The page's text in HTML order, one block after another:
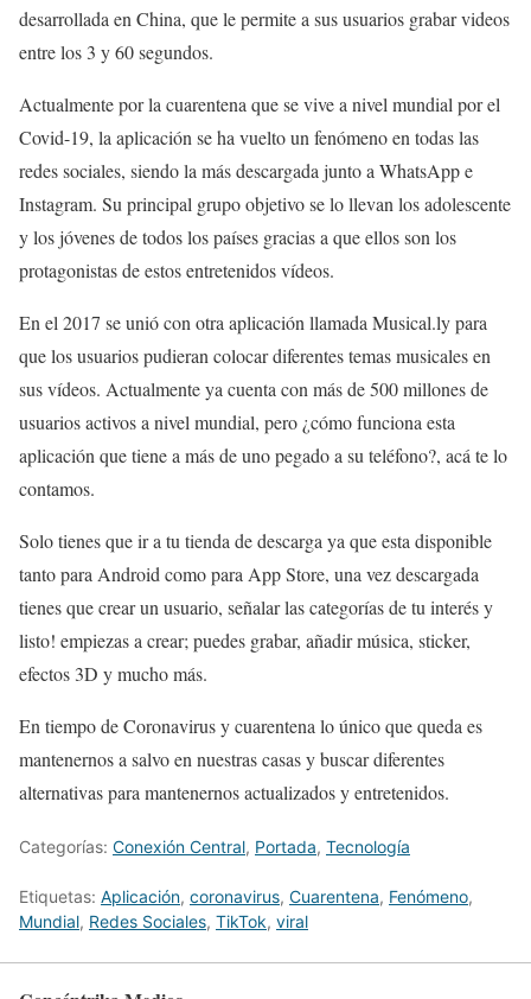
desarrollada en China, que le permite a sus usuarios grabar videos
entre los 3 y 60 segundos.
Actualmente por la cuarentena que se vive a nivel mundial por el
Covid-19, la aplicación se ha vuelto un fenómeno en todas las
redes sociales, siendo la más descargada junto a WhatsApp e
Instagram. Su principal grupo objetivo se lo llevan los adolescente
y los jóvenes de todos los países gracias a que ellos son los
protagonistas de estos entretenidos vídeos.
En el 2017 se unió con otra aplicación llamada Musical.ly para
que los usuarios pudieran colocar diferentes temas musicales en
sus vídeos. Actualmente ya cuenta con más de 500 millones de
usuarios activos a nivel mundial, pero ¿cómo funciona esta
aplicación que tiene a más de uno pegado a su teléfono?, acá te lo
contamos.
Solo tienes que ir a tu tienda de descarga ya que esta disponible
tanto para Android como para App Store, una vez descargada
tienes que crear un usuario, señalar las categorías de tu interés y
listo! empiezas a crear; puedes grabar, añadir música, sticker,
efectos 3D y mucho más.
En tiempo de Coronavirus y cuarentena lo único que queda es
mantenernos a salvo en nuestras casas y buscar diferentes
alternativas para mantenernos actualizados y entretenidos.
Categorías: Conexión Central, Portada, Tecnologí­a
Etiquetas: Aplicación, coronavirus, Cuarentena, Fenómeno,
Mundial, Redes Sociales, TikTok, viral